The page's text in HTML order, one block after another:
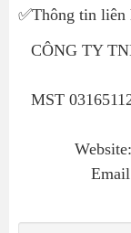
✅Thông tin liên
CÔNG TY
MST